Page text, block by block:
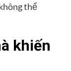
thể
khiến